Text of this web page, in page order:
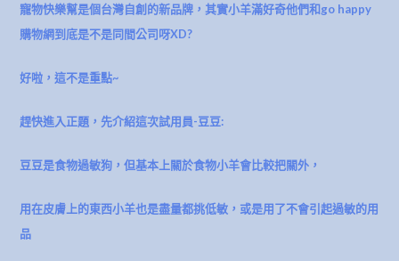
寵物快樂幫是個台灣自創的新品牌，其實小羊滿好奇他們和go happy
購物網到底是不是同間公司呀XD?
好啦，這不是重點~
趕快進入正題，先介紹這次試用員-豆豆:
豆豆是食物過敏狗，但基本上關於食物小羊會比較把關外，
用在皮膚上的東西小羊也是盡量都挑低敏， 或是用了不會引起過敏的用
品